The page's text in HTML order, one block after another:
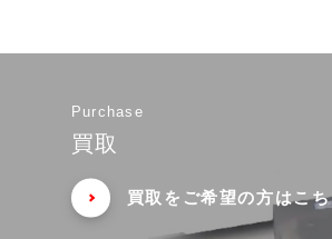
Purchase
買取
買取をご希望の方はこ